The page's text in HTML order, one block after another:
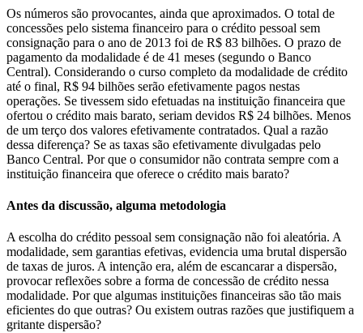
Os números são provocantes, ainda que aproximados. O total de
concessões pelo sistema financeiro para o crédito pessoal sem
consignação para o ano de 2013 foi de R$ 83 bilhões. O prazo de
pagamento da modalidade é de 41 meses (segundo o Banco
Central). Considerando o curso completo da modalidade de crédito
até o final, R$ 94 bilhões serão efetivamente pagos nestas
operações. Se tivessem sido efetuadas na instituição financeira que
ofertou o crédito mais barato, seriam devidos R$ 24 bilhões. Menos
de um terço dos valores efetivamente contratados. Qual a razão
dessa diferença? Se as taxas são efetivamente divulgadas pelo
Banco Central. Por que o consumidor não contrata sempre com a
instituição financeira que oferece o crédito mais barato?
Antes da discussão, alguma metodologia
A escolha do crédito pessoal sem consignação não foi aleatória. A
modalidade, sem garantias efetivas, evidencia uma brutal dispersão
de taxas de juros. A intenção era, além de escancarar a dispersão,
provocar reflexões sobre a forma de concessão de crédito nessa
modalidade. Por que algumas instituições financeiras são tão mais
eficientes do que outras? Ou existem outras razões que justifiquem a
gritante dispersão?